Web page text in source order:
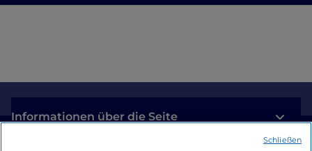
Informationen über die Seite
Schließen